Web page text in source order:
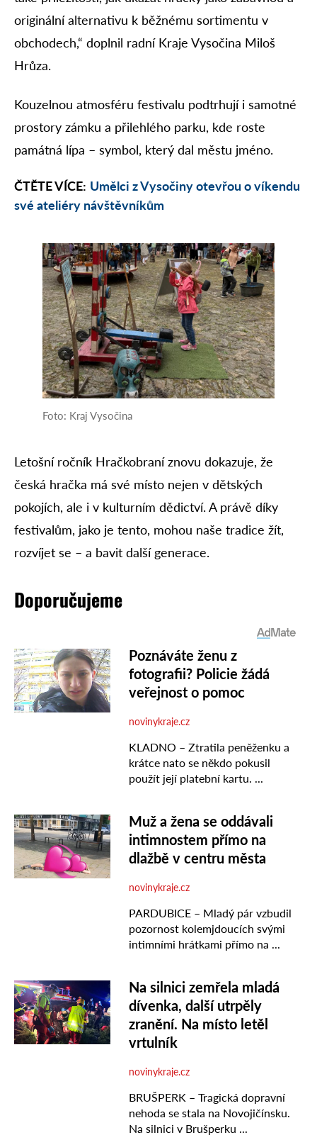
originální alternativu k běžnému sortimentu v
obchodech,“ doplnil radní Kraje Vysočina Miloš
Hrůza.
Kouzelnou atmosféru festivalu podtrhují i samotné
prostory zámku a přilehlého parku, kde roste
památná lípa – symbol, který dal městu jméno.
ČTĚTE VÍCE: Umělci z Vysočiny otevřou o víkendu
své ateliéry návštěvníkům
Foto: Kraj Vysočina
Letošní ročník Hračkobraní znovu dokazuje, že
česká hračka má své místo nejen v dětských
pokojích, ale i v kulturním dědictví. A právě díky
festivalům, jako je tento, mohou naše tradice žít,
rozvíjet se – a bavit další generace.
Doporučujeme